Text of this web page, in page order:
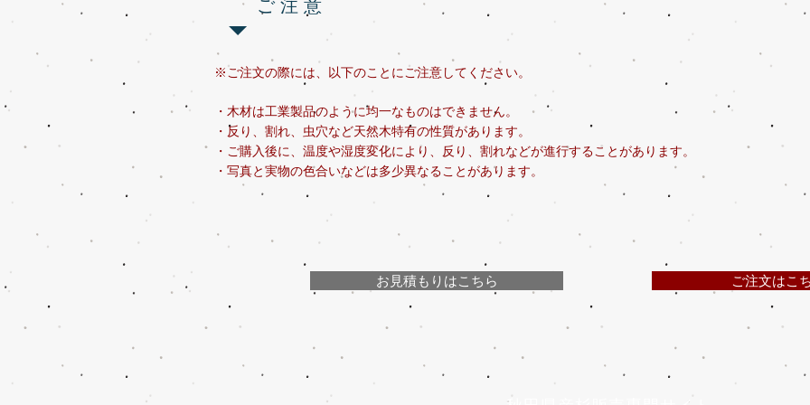
ご 注 意
※ご注文の際には、以下のことにご注意してください。
・木材は工業製品のように均一なものはできません。
・反り、割れ、虫穴など天然木特有の性質があります。
・ご購入後に、温度や湿度変化により、反り、割れなどが進行することがあります。
​・写真と実物の色合いなどは多少異なることがあります。
お見積もりはこちら ご注文はこ